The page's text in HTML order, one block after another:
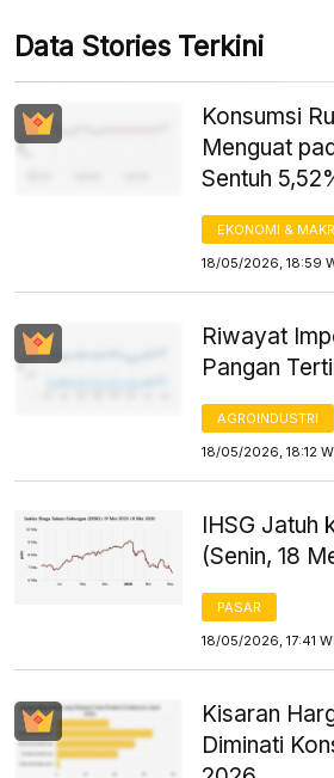
Data Stories Terkini
Konsumsi
Menguat
Sentuh
EKONOMI &
18/05/2026, 18:59
Riwayat
Pangan
AGROINDUSTRI
18/05/2026, 18:12
IHSG Jatuh
(Senin, 18
PASAR
18/05/2026, 17:41
Kisaran
Diminati